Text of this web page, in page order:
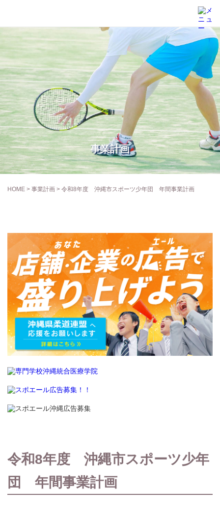
事業計画
HOME > 事業計画 > 令和8年度 沖縄市スポーツ少年団 年間事業計画
令和8年度 沖縄市スポーツ少年
団 年間事業計画